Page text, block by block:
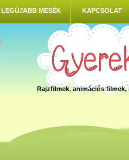
LEGÚJABB MESÉK KAPCSOLAT
Rajzfilmek, animációs filmek,